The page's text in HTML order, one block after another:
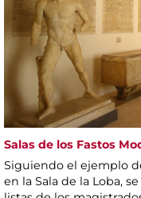
Salas de los Fastos
Siguiendo el ejemplo
en la Sala de la Loba,